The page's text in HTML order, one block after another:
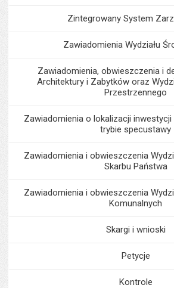
Zintegrowany System
Zawiadomienia Wydziału
Zawiadomienia, obwieszczenia i
Architektury i Zabytków oraz
Przestrzennego
Zawiadomienia o lokalizacji
trybie specustawy
Zawiadomienia i obwieszczenia
Skarbu Państwa
Zawiadomienia i obwieszczenia
Komunalnych
Skargi i wnioski
Petycje
Kontrole